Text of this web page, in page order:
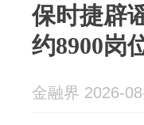
保时捷辟
约8900岗
金融界 2026-